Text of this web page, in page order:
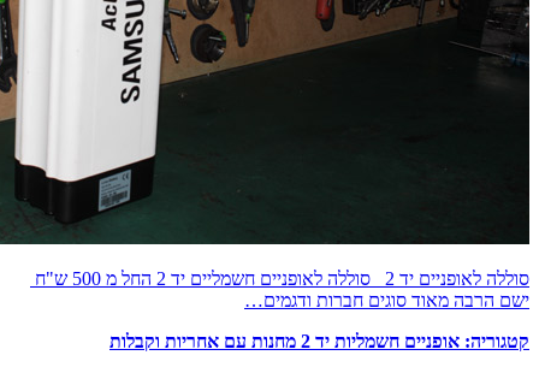
סוללה לאופניים יד 2 סוללה לאופניים חשמליים יד 2 החל מ 500 ש"ח
ישם הרבה מאוד סוגים חברות ודגמים…
קטגוריה: אופניים חשמליות יד 2 מחנות עם אחריות וקבלות